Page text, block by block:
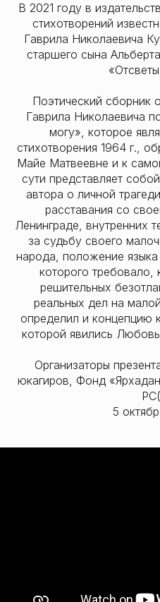
В 2021 году в
стихотворений
Гаврила Николаевича
старшего сына
Поэтический сборник
Гаврила Николаевича
могу», которое
стихотворения 1964 г.,
Майе Матвеевне и к
сути представляет
автора о личной
расставания со
Ленинграде, внутренних
за судьбу своего
народа, положение языка
которого требовало,
решительных
реальных дел на
определил и концепцию
которой явились
Организаторы
юкагиров, Фонд
5